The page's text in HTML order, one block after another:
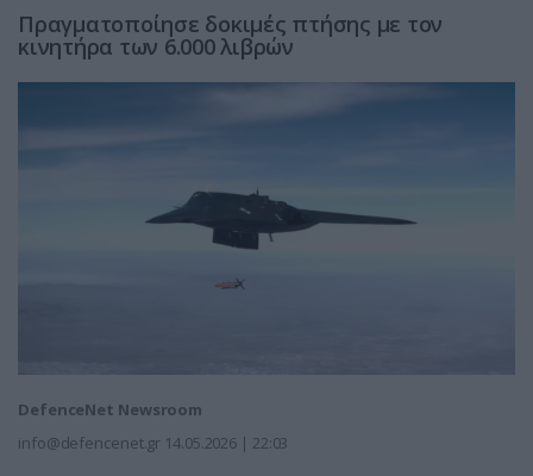
Πραγματοποίησε δοκιμές πτήσης με τον
κινητήρα των 6.000 λιβρών
DefenceNet Newsroom
info@defencenet.gr 14.05.2026 | 22:03